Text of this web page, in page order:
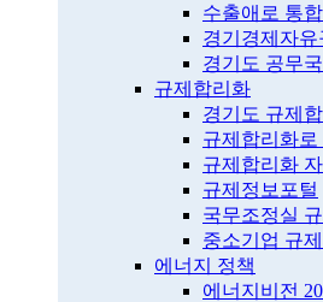
수출애로 통
경기경제자유
경기도 공무
규제합리화
경기도 규제
규제합리화로
규제합리화
규제정보포털
국무조정실
중소기업 규
에너지 정책
에너지비전